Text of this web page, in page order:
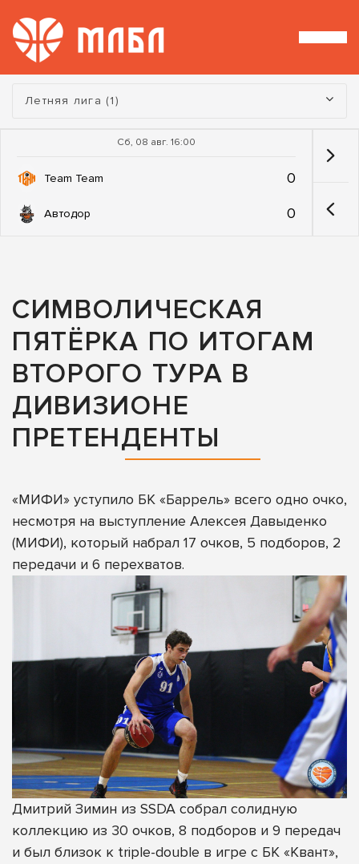
Турнир:
Летняя лига (1)
Сб, 08 авг. 16:00
Team Team 0
Автодор 0
СИМВОЛИЧЕСКАЯ
ПЯТЁРКА ПО ИТОГАМ
ВТОРОГО ТУРА В
ДИВИЗИОНЕ
ПРЕТЕНДЕНТЫ
«МИФИ» уступило БК «Баррель» всего одно очко,
несмотря на выступление Алексея Давыденко
(МИФИ), который набрал 17 очков, 5 подборов, 2
передачи и 6 перехватов.
Дмитрий Зимин из SSDA собрал солидную
коллекцию из 30 очков, 8 подборов и 9 передач
и был близок к triple-double в игре с БК «Квант»,